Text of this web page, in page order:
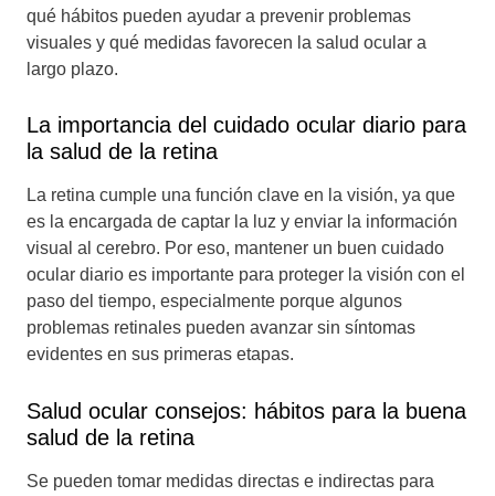
qué hábitos pueden ayudar a prevenir problemas
visuales y qué medidas favorecen la salud ocular a
largo plazo.
La importancia del cuidado ocular diario para
la salud de la retina
La retina cumple una función clave en la visión, ya que
es la encargada de captar la luz y enviar la información
visual al cerebro. Por eso, mantener un buen cuidado
ocular diario es importante para proteger la visión con el
paso del tiempo, especialmente porque algunos
problemas retinales pueden avanzar sin síntomas
evidentes en sus primeras etapas.
Salud ocular consejos: hábitos para la buena
salud de la retina
Se pueden tomar medidas directas e indirectas para